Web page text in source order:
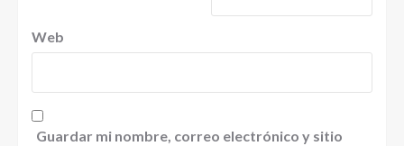
Web
Guardar mi nombre, correo electrónico y sitio